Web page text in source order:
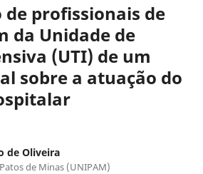
de profissionais de
da Unidade de
(UTI) de um
sobre a atuação do
de Oliveira
de Minas (UNIPAM)